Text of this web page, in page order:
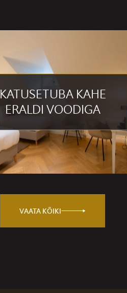
KATUSETUBA KAHE
ERALDI VOODIGA
VAATA KÕIKI